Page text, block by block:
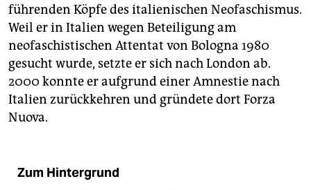
führenden Köpfe des italienischen Neofaschismus.
Weil er in Italien wegen Beteiligung am
neofaschistischen Attentat von Bologna 1980
gesucht wurde, setzte er sich nach London ab.
2000 konnte er aufgrund einer Amnestie nach
Italien zurückkehren und gründete dort Forza
Nuova.
Zum Hintergrund